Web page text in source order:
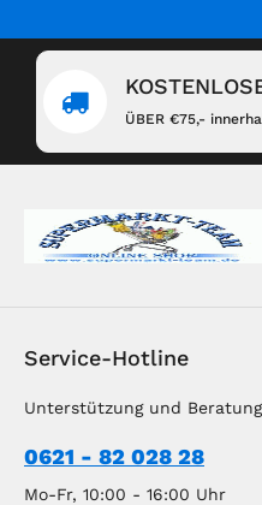
ÜBER €75,-
Service-Hotline
Unterstützung und
0621 - 82 028 28
Mo-Fr, 10:00 - 16:00 Uhr